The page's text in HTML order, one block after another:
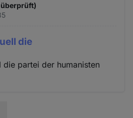
die
partei der humanisten